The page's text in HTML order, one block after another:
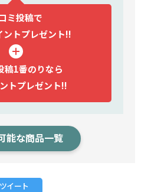
ミ投稿で
ントプレゼント!!
稿1番のりなら
トプレゼント!!
能な商品一覧
ツイート